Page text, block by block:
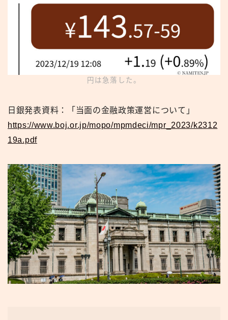
円は急落した。
日銀発表資料：「当面の金融政策運営について」
https://www.boj.or.jp/mopo/mpmdeci/mpr_2023/k2312
19a.pdf